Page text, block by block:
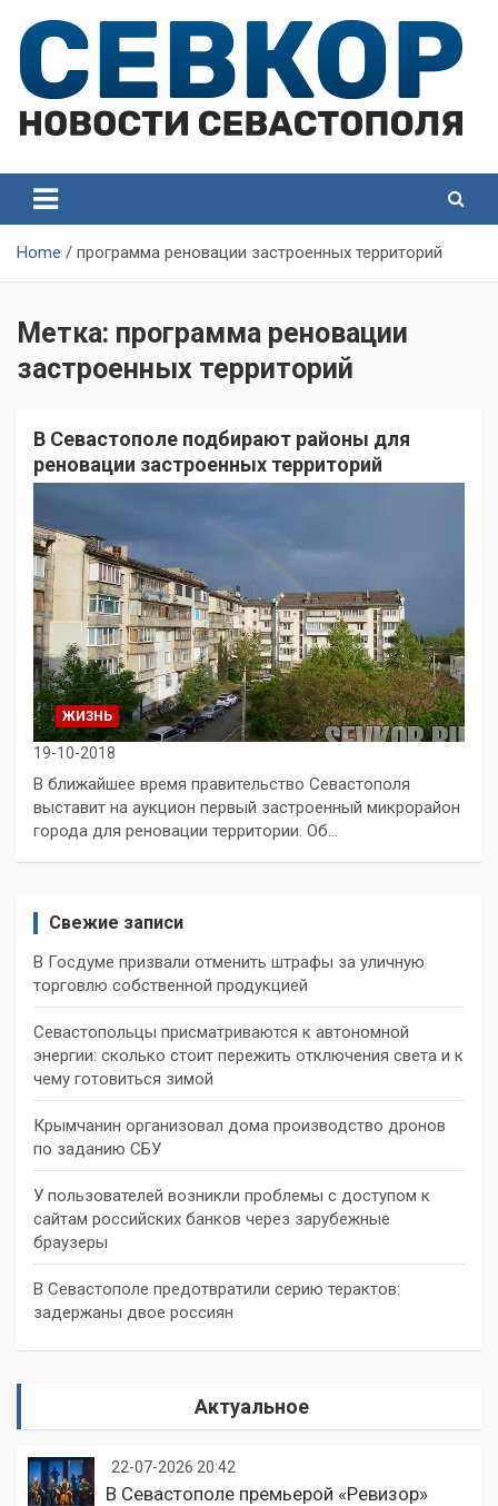
content
Севастополя
Севастополя
Home программа реновации застроенных территорий
Метка: программа реновации
застроенных территорий
В Севастополе подбирают районы для
реновации застроенных территорий
ЖИЗНЬ
19-10-2018
В ближайшее время правительство Севастополя
выставит на аукцион первый застроенный микрорайон
города для реновации территории. Об…
Свежие записи
В Госдуме призвали отменить штрафы за уличную
торговлю собственной продукцией
Севастопольцы присматриваются к автономной
энергии: сколько стоит пережить отключения света и к
чему готовиться зимой
Крымчанин организовал дома производство дронов
по заданию СБУ
У пользователей возникли проблемы с доступом к
сайтам российских банков через зарубежные
браузеры
В Севастополе предотвратили серию терактов:
задержаны двое россиян
Актуальное
22-07-2026 20:42
В Севастополе премьерой «Ревизор»